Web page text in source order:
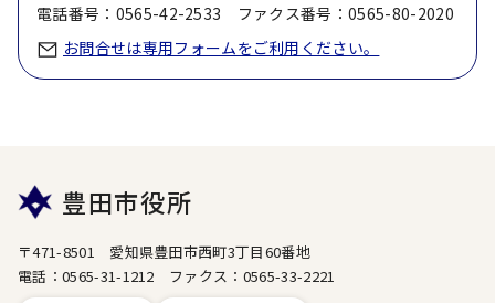
電話番号：0565-42-2533 ファクス番号：0565-80-2020
お問合せは専用フォームをご利用ください。
豊田市役所
〒471-8501 愛知県豊田市西町3丁目60番地
電話：0565-31-1212 ファクス：0565-33-2221